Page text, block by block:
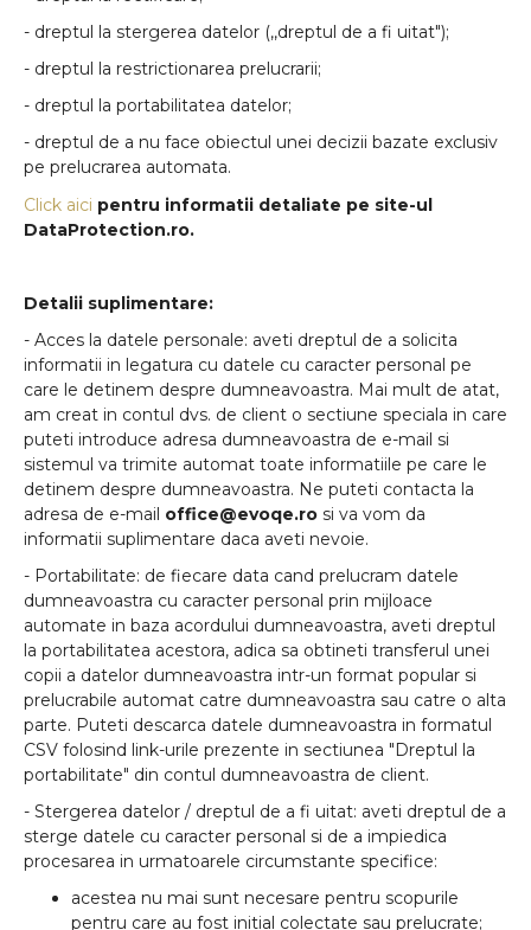
- dreptul la stergerea datelor (,,dreptul de a fi uitat");
- dreptul la restrictionarea prelucrarii;
- dreptul la portabilitatea datelor;
- dreptul de a nu face obiectul unei decizii bazate exclusiv
pe prelucrarea automata.
Click aici pentru informatii detaliate pe site-ul
DataProtection.ro.
Detalii suplimentare:
- Acces la datele personale: aveti dreptul de a solicita
informatii in legatura cu datele cu caracter personal pe
care le detinem despre dumneavoastra. Mai mult de atat,
am creat in contul dvs. de client o sectiune speciala in care
puteti introduce adresa dumneavoastra de e-mail si
sistemul va trimite automat toate informatiile pe care le
detinem despre dumneavoastra. Ne puteti contacta la
adresa de e-mail office@evoqe.ro si va vom da
informatii suplimentare daca aveti nevoie.
- Portabilitate: de fiecare data cand prelucram datele
dumneavoastra cu caracter personal prin mijloace
automate in baza acordului dumneavoastra, aveti dreptul
la portabilitatea acestora, adica sa obtineti transferul unei
copii a datelor dumneavoastra intr-un format popular si
prelucrabile automat catre dumneavoastra sau catre o alta
parte. Puteti descarca datele dumneavoastra in formatul
CSV folosind link-urile prezente in sectiunea "Dreptul la
portabilitate" din contul dumneavoastra de client.
- Stergerea datelor / dreptul de a fi uitat: aveti dreptul de a
sterge datele cu caracter personal si de a impiedica
procesarea in urmatoarele circumstante specifice:
acestea nu mai sunt necesare pentru scopurile
pentru care au fost initial colectate sau prelucrate;